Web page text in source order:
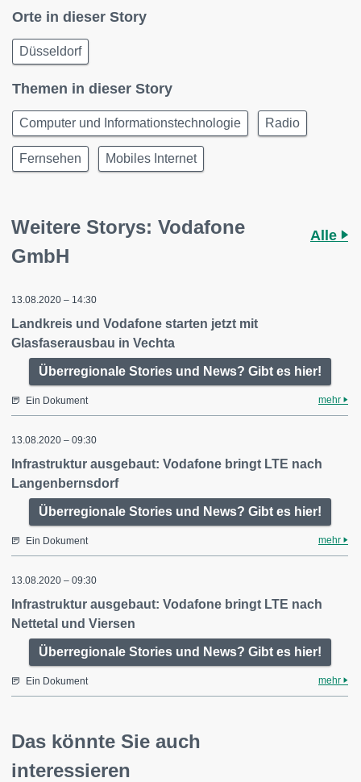
Orte in dieser Story
Düsseldorf
Themen in dieser Story
Computer und Informationstechnologie Radio
Fernsehen Mobiles Internet
Weitere Storys: Vodafone
GmbH
Alle
13.08.2020 – 14:30
Landkreis und Vodafone starten jetzt mit
Glasfaserausbau in Vechta
Überregionale Stories und News? Gibt es hier!
Ein Dokument mehr
13.08.2020 – 09:30
Infrastruktur ausgebaut: Vodafone bringt LTE nach
Langenbernsdorf
Überregionale Stories und News? Gibt es hier!
Ein Dokument mehr
13.08.2020 – 09:30
Infrastruktur ausgebaut: Vodafone bringt LTE nach
Nettetal und Viersen
Überregionale Stories und News? Gibt es hier!
Ein Dokument mehr
Das könnte Sie auch
interessieren